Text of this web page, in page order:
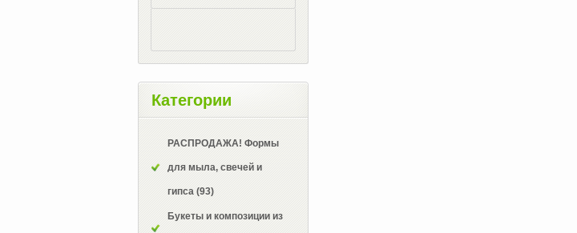
Категории
РАСПРОДАЖА! Формы
для мыла, свечей и
гипса (93)
Букеты и композиции из